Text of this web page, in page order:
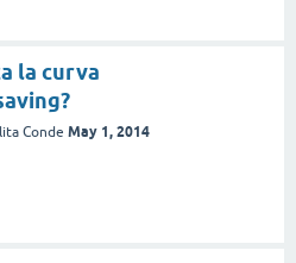
la curva
Conde May 1, 2014